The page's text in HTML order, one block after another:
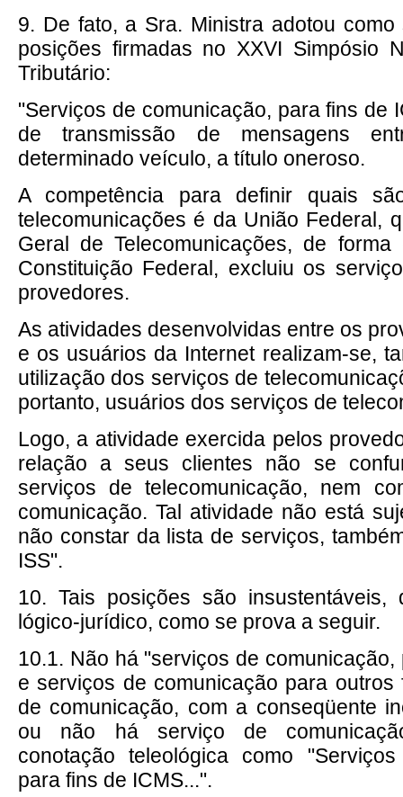
9. De fato, a Sra. Ministra adotou
posições firmadas no XXVI Simpósio
Tributário:
"Serviços de comunicação, para fins de
de transmissão de mensagens
determinado veículo, a título oneroso.
A competência para definir quais
telecomunicações é da União Federal,
Geral de Telecomunicações, de
Constituição Federal, excluiu os
provedores.
As atividades desenvolvidas entre os
e os usuários da Internet realizam-se,
utilização dos serviços de
portanto, usuários dos serviços de
Logo, a atividade exercida pelos
relação a seus clientes não se
serviços de telecomunicação, nem
comunicação. Tal atividade não está
não constar da lista de serviços,
ISS".
10. Tais posições são
lógico-jurídico, como se prova a seguir.
10.1. Não há "serviços de comunicação,
e serviços de comunicação para
de comunicação, com a conseqüente
ou não há serviço de
conotação teleológica como
para fins de ICMS...".